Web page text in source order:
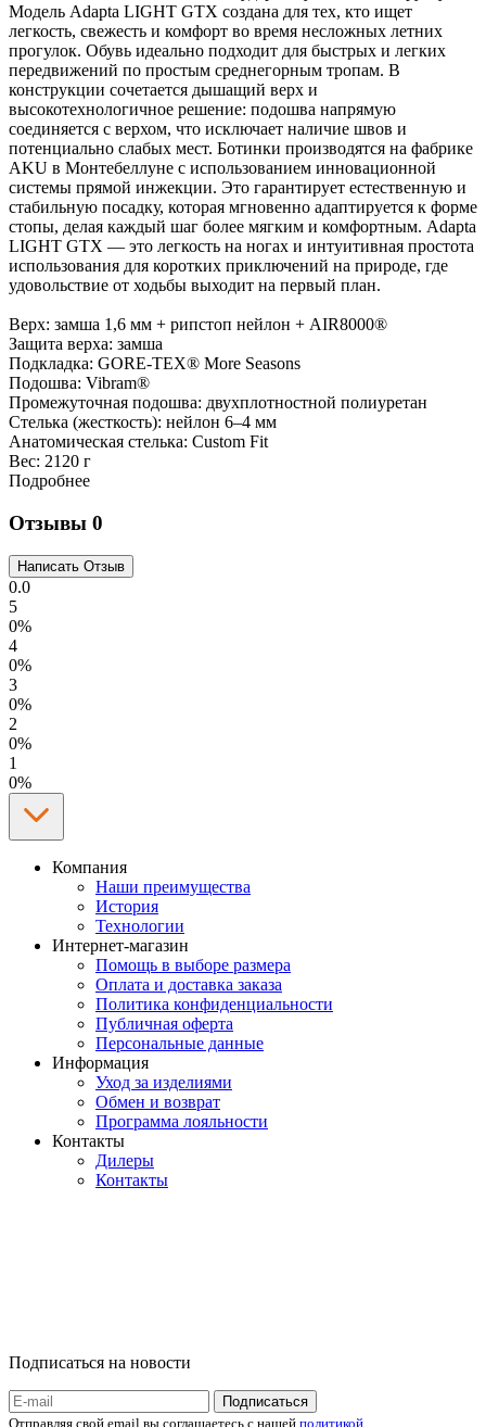
Модель Adapta LIGHT GTX создана для тех, кто ищет
легкость, свежесть и комфорт во время несложных летних
прогулок. Обувь идеально подходит для быстрых и легких
передвижений по простым среднегорным тропам. В
конструкции сочетается дышащий верх и
высокотехнологичное решение: подошва напрямую
соединяется с верхом, что исключает наличие швов и
потенциально слабых мест. Ботинки производятся на фабрике
AKU в Монтебеллуне с использованием инновационной
системы прямой инжекции. Это гарантирует естественную и
стабильную посадку, которая мгновенно адаптируется к форме
стопы, делая каждый шаг более мягким и комфортным. Adapta
LIGHT GTX — это легкость на ногах и интуитивная простота
использования для коротких приключений на природе, где
удовольствие от ходьбы выходит на первый план.
Верх: замша 1,6 мм + рипстоп нейлон + AIR8000®
Защита верха: замша
Подкладка: GORE-TEX® More Seasons
Подошва: Vibram®
Промежуточная подошва: двухплотностной полиуретан
Стелька (жесткость): нейлон 6–4 мм
Анатомическая стелька: Custom Fit
Вес: 2120 г
Подробнее
Отзывы 0
0.0
5
0%
4
0%
3
0%
2
0%
1
0%
Компания
Наши преимущества
История
Технологии
Интернет-магазин
Помощь в выборе размера
Оплата и доставка заказа
Политика конфиденциальности
Публичная оферта
Персональные данные
Информация
Уход за изделиями
Обмен и возврат
Программа лояльности
Контакты
Дилеры
Контакты
Подписаться на новости
Отправляя свой email вы соглашаетесь с нашей политикой